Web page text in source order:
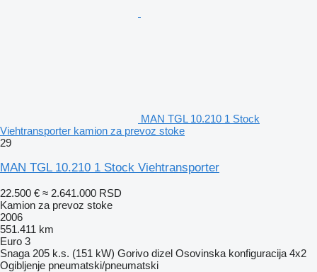
MAN TGL 10.210 1 Stock
Viehtransporter kamion za prevoz stoke
29
MAN TGL 10.210 1 Stock Viehtransporter
22.500 € ≈ 2.641.000 RSD
Kamion za prevoz stoke
2006
551.411 km
Euro 3
Snaga 205 k.s. (151 kW) Gorivo dizel Osovinska konfiguracija 4x2
Ogibljenje pneumatski/pneumatski